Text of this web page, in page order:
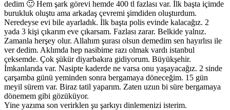
dedim 🙂 Hem şark görevi hemde 400 tl fazlası var. İlk başta içimde
burukluk oluştu ama arkadaş çevremi şimdiden oluşturdum.
Neredeyse evi bile ayarladık. İlk başta polis evinde kalacağız. 2
yada 3 kişi çıkarım eve çıkarsam. Fazlası zarar. Belkide yalnız.
Zamanla herşey olur. Allahım şurası olsun demedim sen hayırlısı ile
ver dedim. Aklımda hep nasibime razı olmak vardı istanbul
çeksemde. Çok şükür diyarbakıra gidiyorum. Büyükşehir.
İmkanlarıda var. Nasipte kaderde ne varsa onu yaşayacağız. 2 sinde
çarşamba günü yeminden sonra bergamaya döneceğim. 15 gün
meyil sürem var. Biraz tatil yaparım. Zaten uzun bi süre bergamaya
dönemem gibi gözüküyor.
Yine yazıma son verirklen şu şarkıyı dinlemenizi isterim.